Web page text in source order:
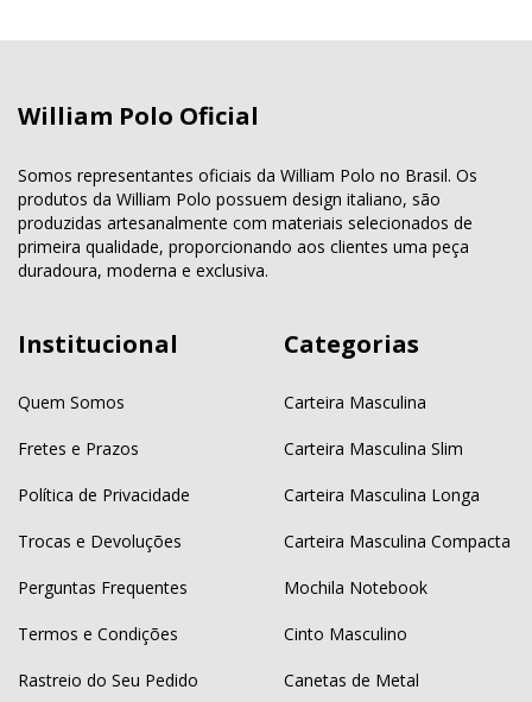
William Polo Oficial
Somos representantes oficiais da William Polo no Brasil. Os
produtos da William Polo possuem design italiano, são
produzidas artesanalmente com materiais selecionados de
primeira qualidade, proporcionando aos clientes uma peça
duradoura, moderna e exclusiva.
Institucional
Quem Somos
Fretes e Prazos
Política de Privacidade
Trocas e Devoluções
Perguntas Frequentes
Termos e Condições
Rastreio do Seu Pedido
Categorias
Carteira Masculina
Carteira Masculina Slim
Carteira Masculina Longa
Carteira Masculina Compacta
Mochila Notebook
Cinto Masculino
Canetas de Metal